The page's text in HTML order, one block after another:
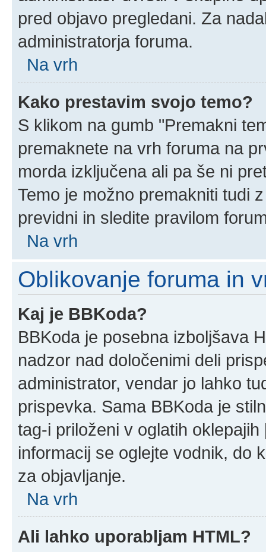
pred objavo pregledani. Za
administratorja foruma.
Na vrh
Kako prestavim svojo temo?
S klikom na gumb "Premakni
premaknete na vrh foruma na
morda izključena ali pa še ni
Temo je možno premakniti tudi
previdni in sledite pravilom
Na vrh
Oblikovanje foruma in
Kaj je BBKoda?
BBKoda je posebna izboljšava
nadzor nad določenimi deli
administrator, vendar jo lahko
prispevka. Sama BBKoda je
tag-i priloženi v oglatih
informacij se oglejte vodnik, do
za objavljanje.
Na vrh
Ali lahko uporabljam HTML?